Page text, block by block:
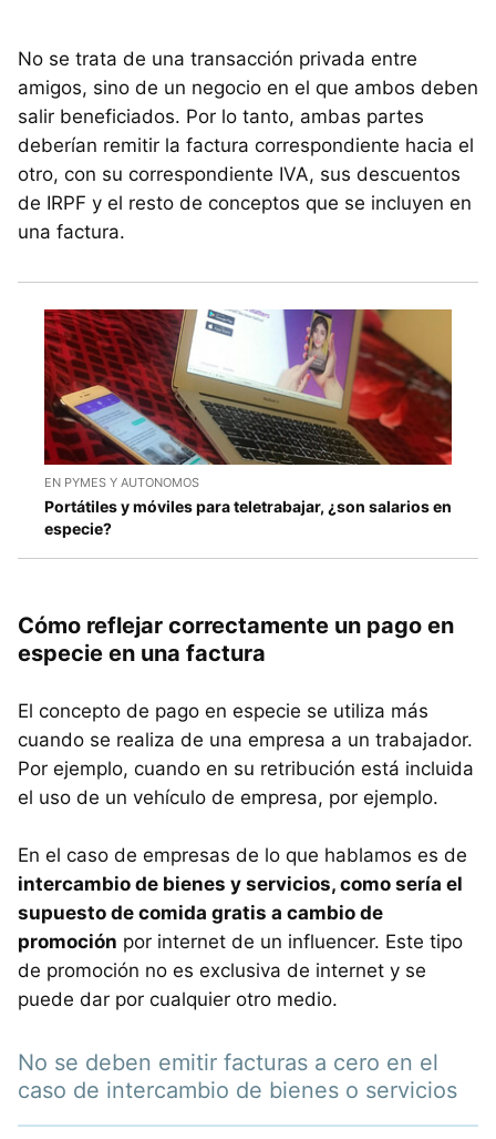
No se trata de una transacción privada entre
amigos, sino de un negocio en el que ambos deben
salir beneficiados. Por lo tanto, ambas partes
deberían remitir la factura correspondiente hacia el
otro, con su correspondiente IVA, sus descuentos
de IRPF y el resto de conceptos que se incluyen en
una factura.
EN PYMES Y AUTONOMOS
Portátiles y móviles para teletrabajar, ¿son salarios en
especie?
Cómo reflejar correctamente un pago en
especie en una factura
El concepto de pago en especie se utiliza más
cuando se realiza de una empresa a un trabajador.
Por ejemplo, cuando en su retribución está incluida
el uso de un vehículo de empresa, por ejemplo.
En el caso de empresas de lo que hablamos es de
intercambio de bienes y servicios, como sería el
supuesto de comida gratis a cambio de
promoción por internet de un influencer. Este tipo
de promoción no es exclusiva de internet y se
puede dar por cualquier otro medio.
No se deben emitir facturas a cero en el
caso de intercambio de bienes o servicios